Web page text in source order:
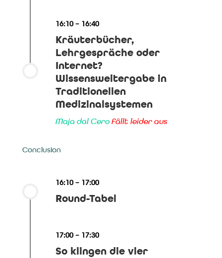
16:10 – 16:40
Kräuterbücher,
Lehrgespräche oder
Internet?
Wissensweitergabe in
Traditionellen
Medizinalsystemen
Maja dal Cero fällt leider aus
Conclusion
16:10 – 17:00
Round-Tabel
17:00 – 17:30
So klingen die vier